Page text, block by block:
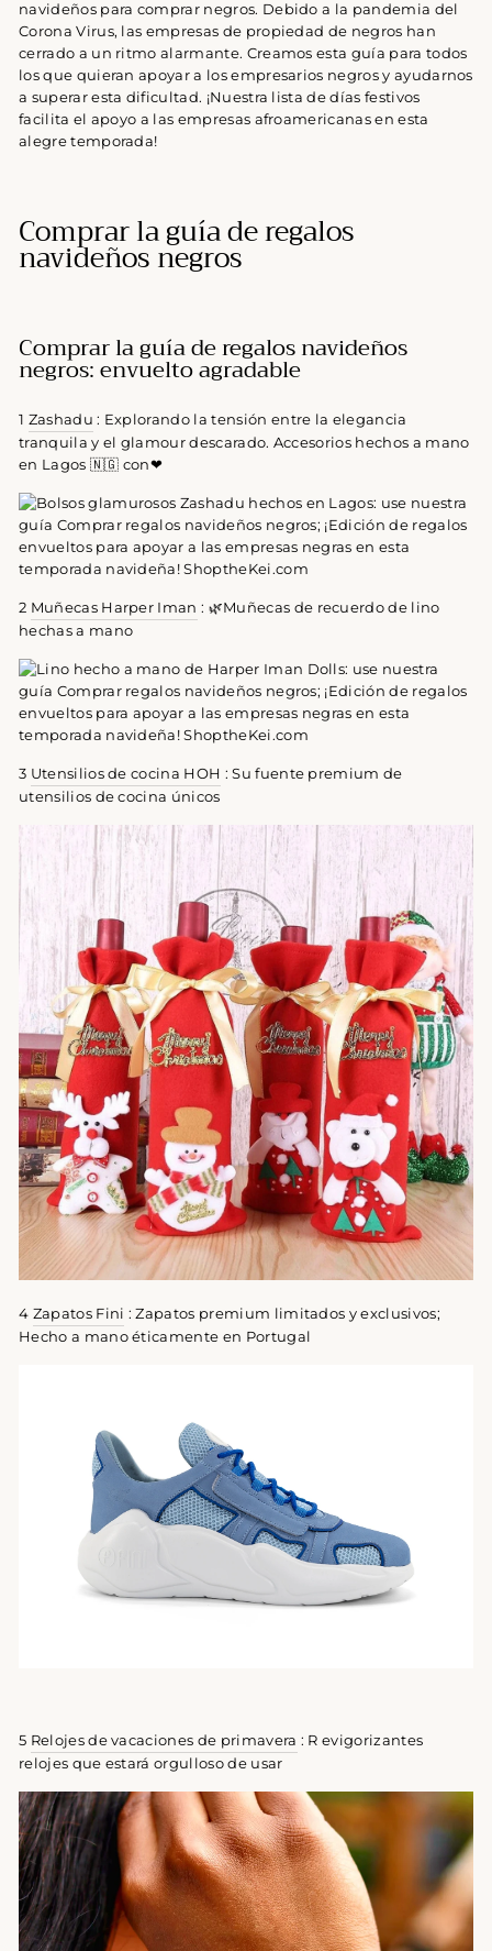
navideños para comprar negros. Debido a la pandemia del
Corona Virus, las empresas de propiedad de negros han
cerrado a un ritmo alarmante. Creamos esta guía para todos
los que quieran apoyar a los empresarios negros y ayudarnos
a superar esta dificultad. ¡Nuestra lista de días festivos
facilita el apoyo a las empresas afroamericanas en esta
alegre temporada!
Comprar la guía de regalos
navideños negros
Comprar la guía de regalos navideños
negros:envuelto agradable
1 Zashadu : Explorando la tensión entre la elegancia
tranquila y el glamour descarado. Accesorios hechos a mano
en Lagos 🇳🇬 con❤
2 Muñecas Harper Iman : 🌿Muñecas de recuerdo de lino
hechas a mano
3 Utensilios de cocina HOH : Su fuente premium de
utensilios de cocina únicos
4 Zapatos Fini : Zapatos premium limitados y exclusivos;
Hecho a mano éticamente en Portugal
5 Relojes de vacaciones de primavera : Revigorizantes
relojes que estará orgulloso de usar